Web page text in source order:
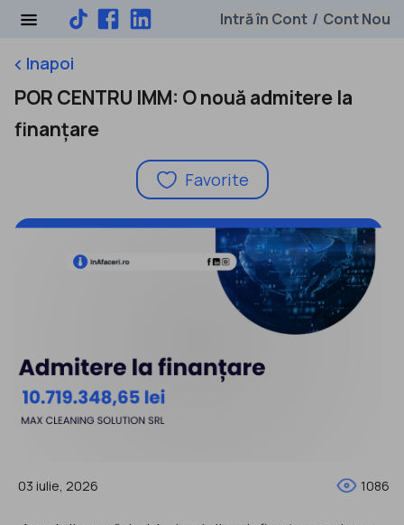
Intră în Cont / Cont Nou
keyboard_arrow_leftInapoi
POR CENTRU IMM: O nouă admitere la
finanțare
Favorite
03 iulie, 2026 1086